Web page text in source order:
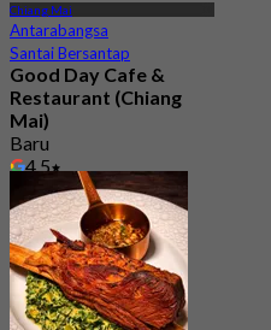
Chiang Mai
Antarabangsa
Santai Bersantap
Good Day Cafe &
Restaurant (Chiang
Mai)
Baru
4.5
Dari฿ 262.5